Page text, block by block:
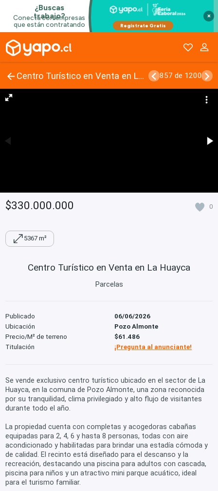
×
Centro Turístico en Venta en La Huayca 857 de 1200
$330.000.000 0
5367 m²
Centro Turístico en Venta en La Huayca
Parcelas
Publicado
06/06/2026
Ubicación
Pozo Almonte
Precio/M² de terreno
$61.486
Titulación
¡Pregunta al anunciante!
Se vende exclusivo centro turístico ubicado en el sector de La
Huayca, en la comuna de Pozo Almonte, una zona reconocida
por su tranquilidad, clima privilegiado y alto flujo de visitantes
durante todo el año.
La propiedad cuenta con completas y acogedoras cabañas
equipadas para 2, 4, 6 y hasta 8 personas, todas con aire
acondicionado y habilitadas para brindar una estadía cómoda y
de calidad. El recinto está diseñado para el descanso y la
recreación, destacando una piscina para adultos con cascada,
piscina para niños y un atractivo mini parque acuático, ideal
para el turismo familiar.